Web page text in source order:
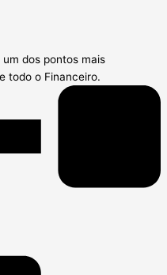
dos pontos mais
todo o Financeiro.